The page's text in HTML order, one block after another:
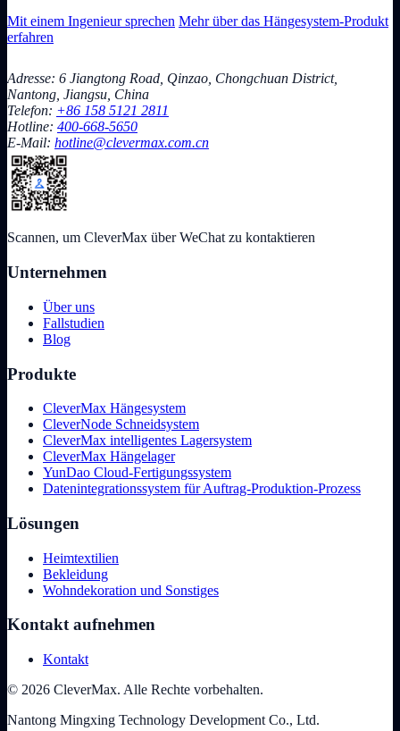
Mit einem Ingenieur sprechen Mehr über das Hängesystem-Produkt
erfahren
Adresse: 6 Jiangtong Road, Qinzao, Chongchuan District,
Nantong, Jiangsu, China
Telefon: +86 158 5121 2811
Hotline: 400-668-5650
E-Mail: hotline@clevermax.com.cn
Scannen, um CleverMax über WeChat zu kontaktieren
Unternehmen
Über uns
Fallstudien
Blog
Produkte
CleverMax Hängesystem
CleverNode Schneidsystem
CleverMax intelligentes Lagersystem
CleverMax Hängelager
YunDao Cloud-Fertigungssystem
Datenintegrationssystem für Auftrag-Produktion-Prozess
Lösungen
Heimtextilien
Bekleidung
Wohndekoration und Sonstiges
Kontakt aufnehmen
Kontakt
© 2026 CleverMax. Alle Rechte vorbehalten.
Nantong Mingxing Technology Development Co., Ltd.